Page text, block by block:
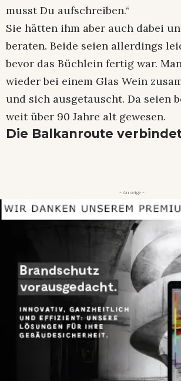
musst Du aufschreiben.“
Sie hätten ihm aber auch dabei
beraten. Beide seien allerdings
bevor das Büchlein fertig war.
wieder bei einem Glas Wein
und sich ausgetauscht. Da seien
weit über 90 Jahre alt gewesen.
Die Balkanroute
- Anzeige -